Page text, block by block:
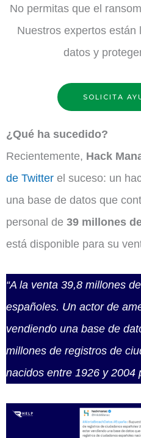
No permitas que el
Nuestros expertos
datos y
SOLICITA
¿Qué ha sucedido?
Recientemente, Hack
de Twitter el suceso: un
una base de datos que
personal de 39 millones
está disponible para su
“A la venta 39,8 millones
españoles. Un actor de
vendiendo una base de
millones de registros de
nacidos entre 1926 y 2004